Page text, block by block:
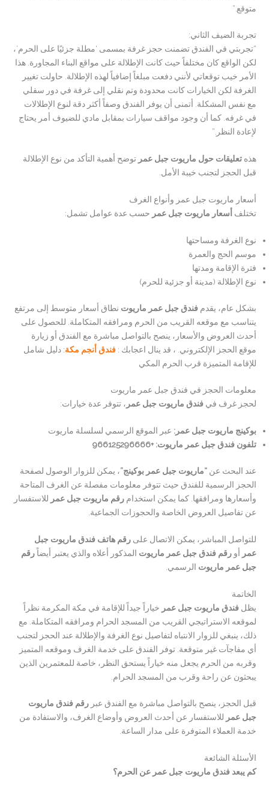
متوقع.”
تجربة الضيف الثاني:
“تجربتي في الفندق تضمنت حجز غرفة بمسمى ‘مطلة جزئيًا على الحرم’،
لكن الواقع كان مختلفاً حيث كانت الإطلالة على مواقع البناء المجاورة. هذا
الأمر خيب توقعاتي لأنني دفعت مبلغاً إضافياً لهذه الإطلالة. حاولت تغيير
الغرفة لكن الخيارات كانت محدودة وتم نقلي إلى غرفة في دور سفلي
مع نفس المشكلة. أتمنى أن يوفر الفندق وصفاً أكثر دقة لنوع الإطلالات
في غرفه. كما أن وجود مواقف سيارات بمقابل مادي للضيوف أمر يحتاج
لإعادة النظر.”
هذهتعليقات حول ماريوت جبل عمر توضح أهمية التأكد من نوع الإطلالة
قبل الحجز لتجنب خيبة الأمل.
أسعار ماريوت جبل عمر وأنواع الغرف
تختلف أسعار ماريوت جبل عمر حسب عدة عوامل تشمل:
نوع الغرفة ومساحتها
موسم الحج والعمرة
فترة الإقامة ومدتها
نوع الإطلالة (مدينة أو جزئية للحرم)
بشكل عام، يقدمفندق جبل عمر ماريوت نطاق أسعار متوسط إلى مرتفع
يتناسب مع موقعه القريب من الحرم ومرافقه المتكاملة. للحصول على
أحدث العروض والأسعار، ينصح بالتواصل مباشرة مع الفندق أو زيارة
موقع الحجز الإلكتروني. ، قد ينال اعجابك :فندق أنجم مكة: دليل شامل
للإقامة المتميزة قرب الحرم المكي
معلومات الحجز في فندق جبل عمر ماريوت
لحجز غرف فيفندق ماريوت جبل عمر ، تتوفر عدة خيارات:
بوكينج ماريوت جبل عمر: عبر الموقع الرسمي لسلسلة ماريوت
تلفون فندق جبل عمر ماريوت: +966125296666
عند البحث عن“ماريوت جبل عمر بوكينج”، يمكن للزوار الوصول لصفحة
الحجز الرسمية للفندق حيث تتوفر معلومات مفصلة عن الغرف المتاحة
وأسعارها ومرافقها. كما يمكن استخدامرقم ماريوت جبل عمر للاستفسار
عن تفاصيل العروض الخاصة والحجوزات الجماعية.
للتواصل المباشر، يمكن الاتصال علىرقم هاتف فندق ماريوت جبل
عمر أورقم فندق جبل عمر ماريوت المذكور أعلاه والذي يعتبر أيضاًرقم
جبل عمر ماريوت الرسمي.
الخاتمة
يظلفندق ماريوت جبل عمر خياراً جيداً للإقامة في مكة المكرمة نظراً
لموقعه الاستراتيجي القريب من المسجد الحرام ومرافقه المتكاملة. مع
ذلك، ينبغي للزوار الانتباه لتفاصيل نوع الغرفة والإطلالة عند الحجز لتجنب
أي مفاجآت غير متوقعة. توفر الفندق على خدمة الغرف وموقعه المتميز
وقربه من الحرم يجعل منه خياراً يستحق النظر، خاصة للمعتمرين الذين
يبحثون عن راحة وقرب من المسجد الحرام.
قبل الحجز، ينصح بالتواصل مباشرة مع الفندق عبررقم فندق ماريوت
جبل عمر للاستفسار عن أحدث العروض وأوضاع الغرف، والاستفادة من
خدمة العملاء المتوفرة على مدار الساعة.
الأسئلة الشائعة
كم يبعد فندق ماريوت جبل عمر عن الحرم؟